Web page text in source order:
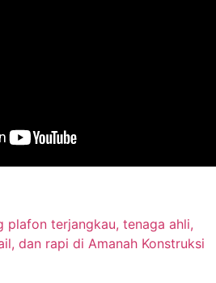
plafon terjangkau, tenaga ahli,
dan rapi di Amanah Konstruksi